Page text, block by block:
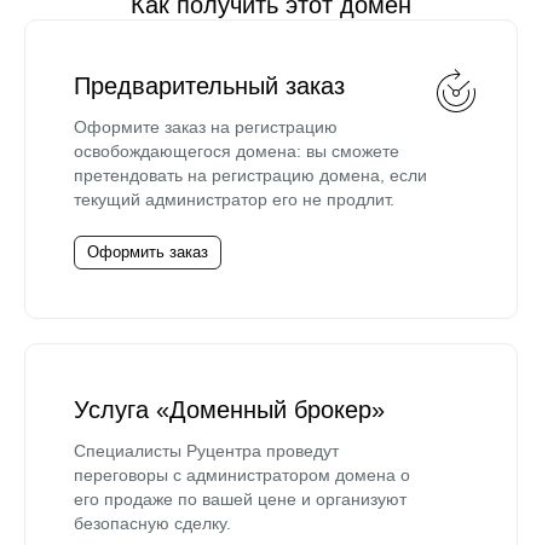
Предварительный заказ
Оформите заказ на регистрацию
освобождающегося домена: вы сможете
претендовать на регистрацию домена, если
текущий администратор его не продлит.
Оформить заказ
Услуга «Доменный брокер»
Специалисты Руцентра проведут
переговоры с администратором домена о
его продаже по вашей цене и организуют
безопасную сделку.